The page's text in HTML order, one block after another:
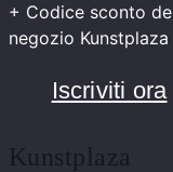
+ Codice sconto
negozio Kunstplaza
Iscriviti ora
Kunstplaza